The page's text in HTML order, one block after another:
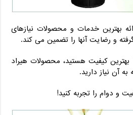
بهترین خدمات و محصولات نیازهای
و رضایت آنها را تضمین می کند.
بهترین کیفیت هستید، محصولات هیراد
آن نیاز دارید.
و دوام را تجربه کنید!